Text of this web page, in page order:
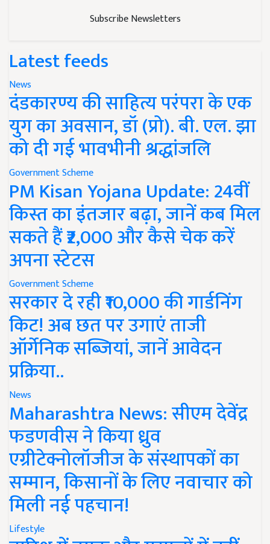
Subscribe Newsletters
Latest feeds
News
दंडकारण्य की साहित्य परंपरा के एक
युग का अवसान, डॉ (प्रो). बी. एल. झा
को दी गई भावभीनी श्रद्धांजलि
Government Scheme
PM Kisan Yojana Update: 24वीं
किस्त का इंतजार बढ़ा, जानें कब मिल
सकते हैं ₹2,000 और कैसे चेक करें
अपना स्टेटस
Government Scheme
सरकार दे रही ₹10,000 की गार्डनिंग
किट! अब छत पर उगाएं ताजी
ऑर्गेनिक सब्जियां, जानें आवेदन
प्रक्रिया..
News
Maharashtra News: सीएम देवेंद्र
फडणवीस ने किया ध्रुव
एग्रीटेक्नोलॉजीज के संस्थापकों का
सम्मान, किसानों के लिए नवाचार को
मिली नई पहचान!
Lifestyle